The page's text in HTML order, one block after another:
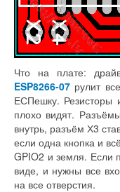
Что на плате:
ESP8266-07 рулит
ЕСПешку. Резисторы
плохо видят.
внутрь, разъём Х3
если одна кнопка и
GPIO2 и земля. Если
виде, и нужны все
на все отверстия.